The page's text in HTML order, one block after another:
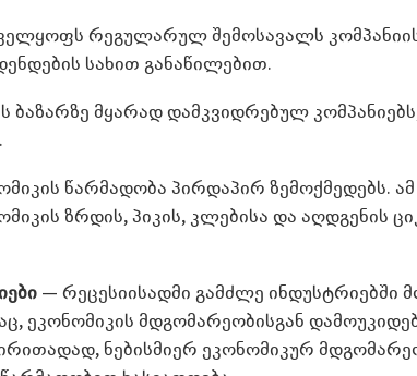
რეგულარულ შემოსავალს კომპანიის
სახით განაწილებით.
ბაზარზე მყარად დამკვიდრებულ
წარმადობა პირდაპირ ზემოქმედებს. ამ
ზრდის, პიკის, კლებისა და აღდგენის
— რეცესიისადმი გამძლე ინდუსტრიებში
ეკონომიკის მდგომარეობისგან
ნებისმიერ ეკონომიკურ